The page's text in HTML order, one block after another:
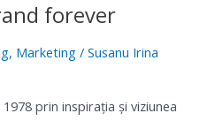
forever
, Marketing / Susanu Irina
prin inspirația și viziunea